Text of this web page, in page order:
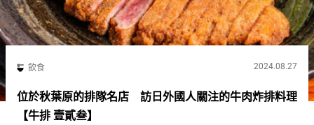
飲食 2024.08.27
位於秋葉原的排隊名店 訪日外國人關注的牛肉炸排料理
【牛排 壹貳叁】